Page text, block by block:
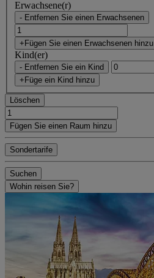
Erwachsene(r)
- Entfernen Sie einen Erwachsenen
+Fügen Sie einen Erwachsenen hinzu
Kind(er)
- Entfernen Sie ein Kind
+Füge ein Kind hinzu
Löschen
Fügen Sie einen Raum hinzu
Sondertarife
Suchen
Wohin reisen Sie?